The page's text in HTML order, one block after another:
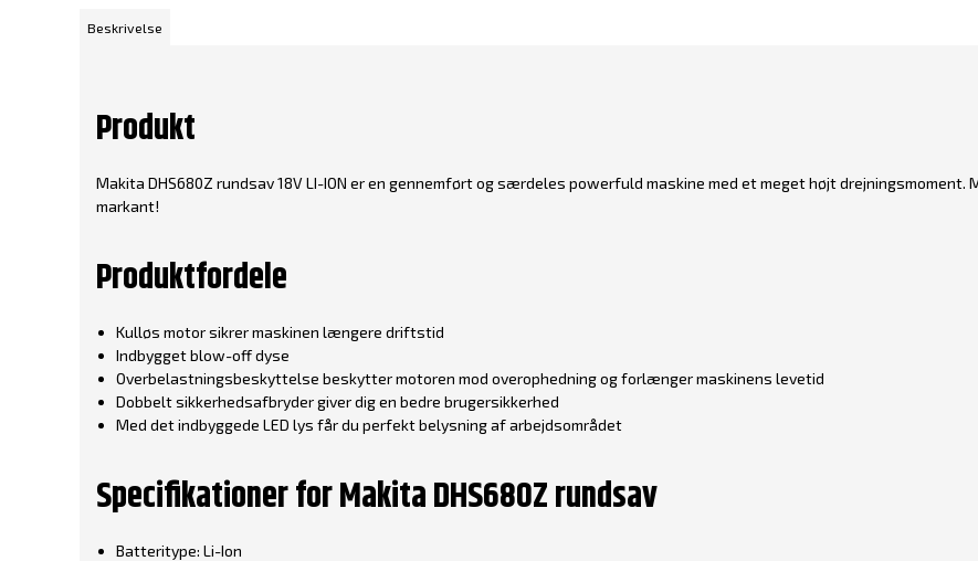
Beskrivelse
Produkt
Makita DHS680Z rundsav 18V LI-ION er en gennemført og særdeles powerfuld maskine med et meget højt
markant!
Produktfordele
Kulløs motor sikrer maskinen længere driftstid
Indbygget blow-off dyse
Overbelastningsbeskyttelse beskytter motoren mod overophedning og forlænger maskinens levetid
Dobbelt sikkerhedsafbryder giver dig en bedre brugersikkerhed
Med det indbyggede LED lys får du perfekt belysning af arbejdsområdet
Specifikationer for Makita DHS680Z rundsav
Batteritype: Li-Ion